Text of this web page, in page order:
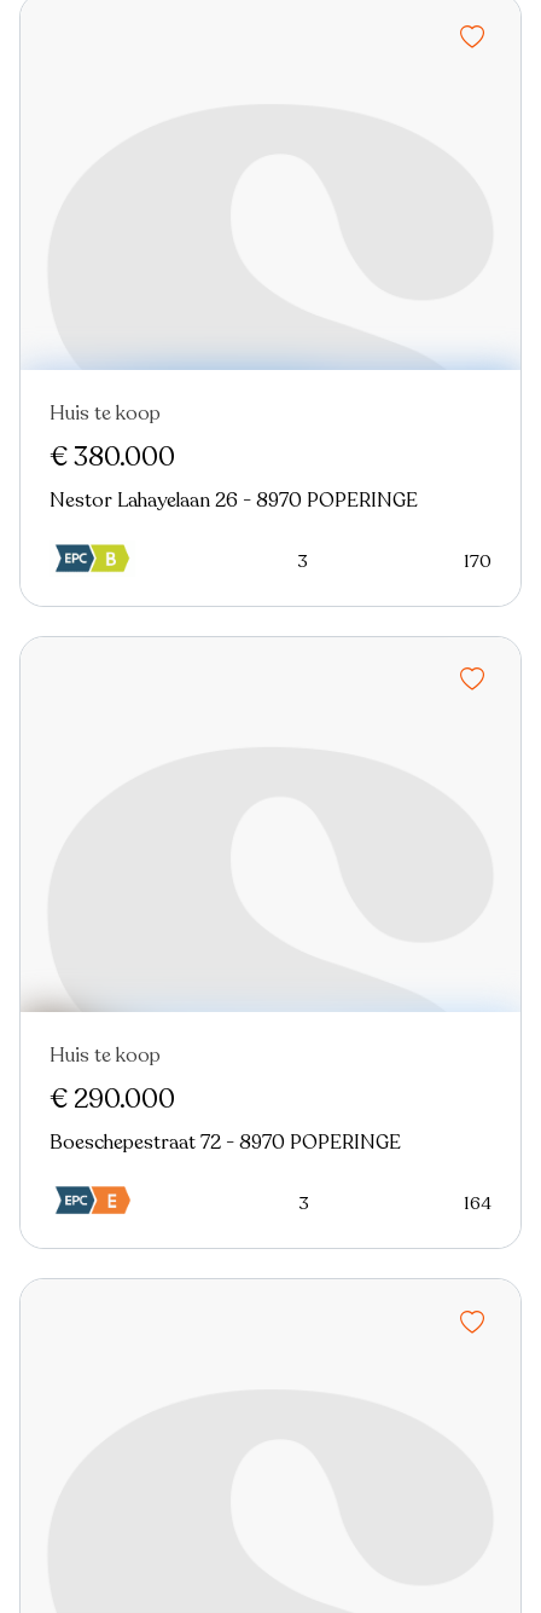
Huis te koop
€ 380.000
Nestor Lahayelaan 26 - 8970 POPERINGE
3 170
Virtual tour
Huis te koop
€ 290.000
Boeschepestraat 72 - 8970 POPERINGE
3 164